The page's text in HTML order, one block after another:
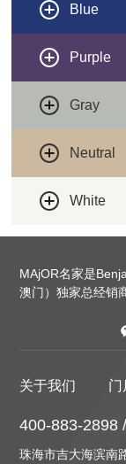
Blue
Purple
Gray
Neutral
White
MAjOR名家是
澳门）独家总经销
关于我们 门
400-883-2898
珠海市吉大海滨南